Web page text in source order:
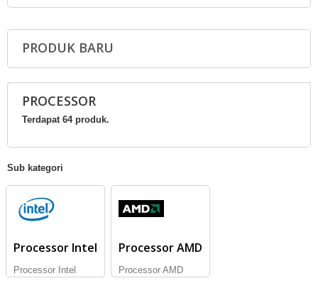
PRODUK BARU
PROCESSOR
Terdapat 64 produk.
Sub kategori
Processor Intel
Processor Intel
Processor AMD
Processor AMD